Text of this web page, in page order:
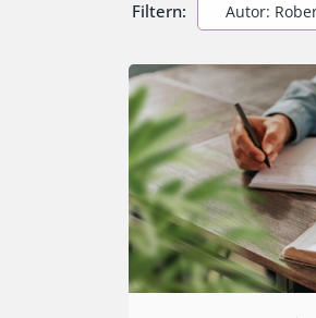
Filtern: Autor: